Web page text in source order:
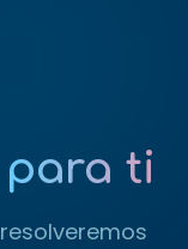
para ti